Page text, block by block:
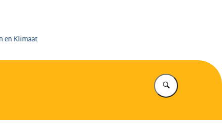
en Klimaat
Vul in wat u